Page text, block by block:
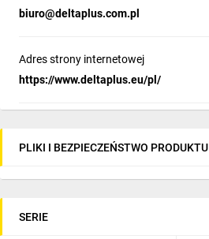
biuro@deltaplus.com.pl
Adres strony internetowej
https://www.deltaplus.eu/pl/
PLIKI I BEZPIECZEŃSTWO PRODUKTU
SERIE